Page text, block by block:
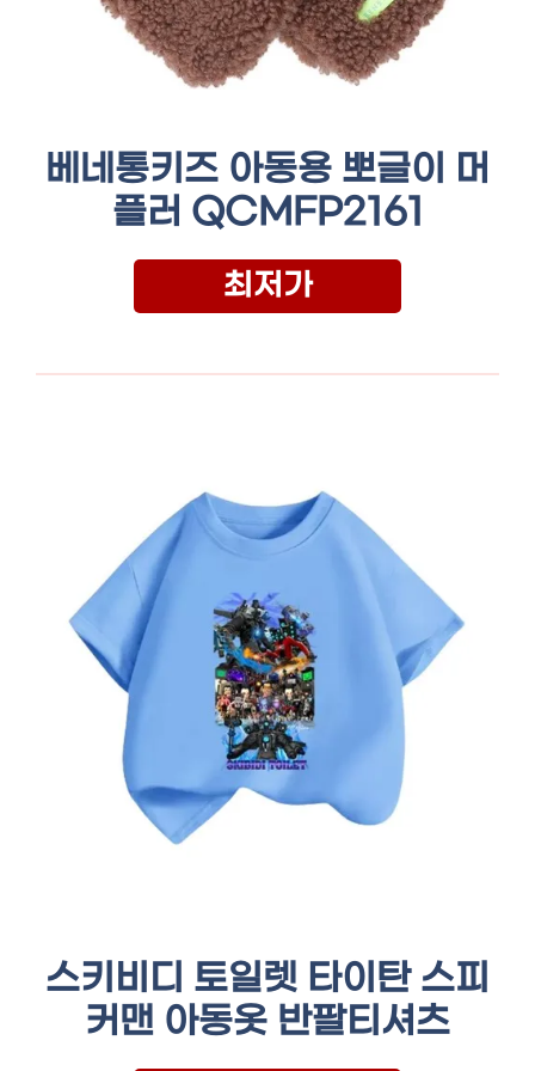
베네통키즈 아동용 뽀글이 머
플러 QCMFP2161
최저가
스키비디 토일렛 타이탄 스피
커맨 아동옷 반팔티셔츠